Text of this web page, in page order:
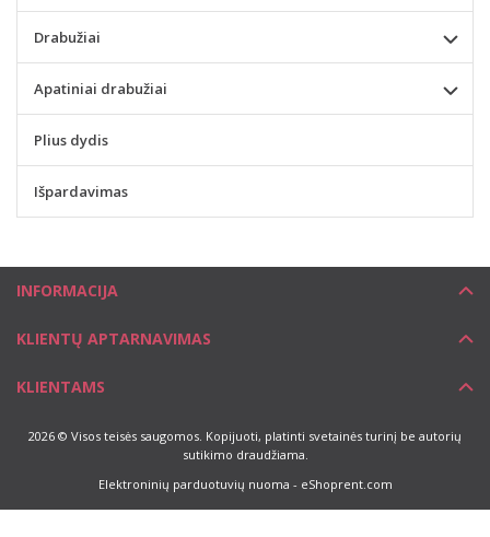
Drabužiai
Apatiniai drabužiai
Plius dydis
Išpardavimas
INFORMACIJA
KLIENTŲ APTARNAVIMAS
KLIENTAMS
2026 © Visos teisės saugomos. Kopijuoti, platinti svetainės turinį be autorių
sutikimo draudžiama.
Elektroninių parduotuvių nuoma - eShoprent.com